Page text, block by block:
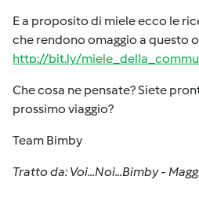
E a proposito di miele ecco le
che rendono omaggio a questo
http://bit.ly/
Che cosa ne pensate? Siete
prossimo viaggio?
Team Bimby
Tratto da: Voi...Noi...Bimby -